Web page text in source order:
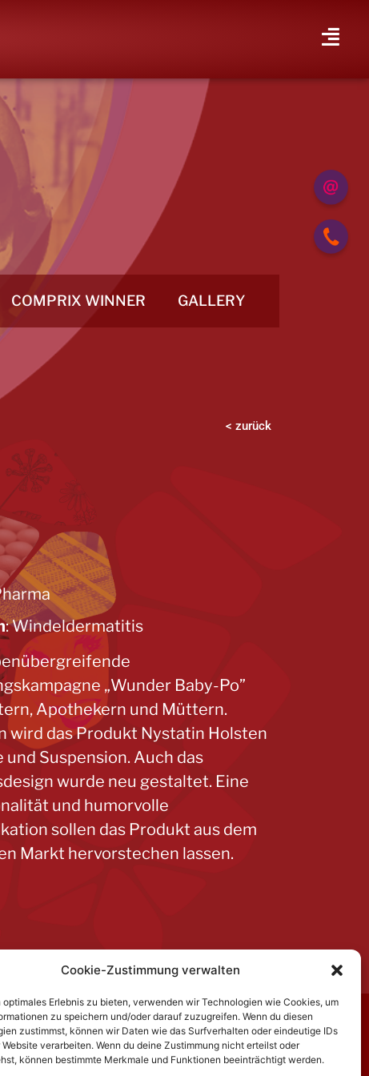
Cookie-Zustimmung verwalten
optimales Erlebnis zu bieten, verwenden wir Technologien wie Cookies, um
zu speichern und/oder darauf zuzugreifen. Wenn du diesen
zustimmst, können wir Daten wie das Surfverhalten oder eindeutige IDs
verarbeiten. Wenn du deine Zustimmung nicht erteilst oder
können bestimmte Merkmale und Funktionen beeinträchtigt werden.
COMPRIX WINNER GALLERY
< zurück
: Windeldermatitis
„Wunder Baby-Po”
Apothekern und Müttern.
wird das Produkt Nystatin Holsten
Suspension. Auch das
wurde neu gestaltet. Eine
und humorvolle
sollen das Produkt aus dem
Markt hervorstechen lassen.